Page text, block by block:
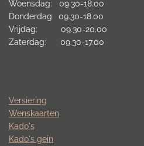
Woensdag: 09.30-18.00
Donderdag: 09.30-18.00
Vrijdag: 09.30-20.00
Zaterdag: 09.30-17.00
Versiering
Wenskaarten
Kado's
Kado's gein